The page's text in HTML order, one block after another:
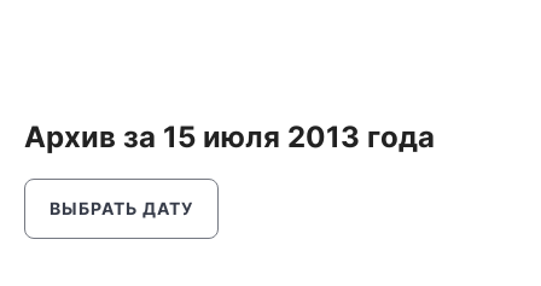
Архив за 15 июля 2013 года
ВЫБРАТЬ ДАТУ